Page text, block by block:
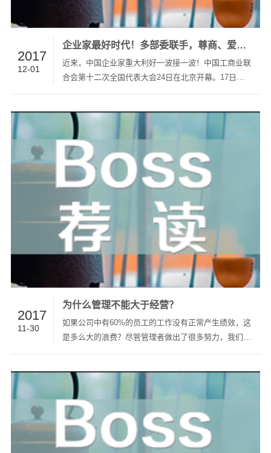
2017
12-01
企业家最好时代！多部委联手，尊商、爱商、扶商、护商，招招提气
近来，中国企业家重大利好一波接一波！中国工商业联
合会第十二次全国代表大会24日在北京开幕。17日，
22日，总理在国务院常务会上表示，在今年已为企业
减负1750亿元的基础上，再…
2017
11-30
为什么管理不能大于经营？
如果公司中有60%的员工的工作没有正常产生绩效，这
是多么大的浪费？尽管管理者做出了很多努力，我们也
任北京大学国家发展研究院管理学教授，主讲巨变时代
的组织管理。中国著…